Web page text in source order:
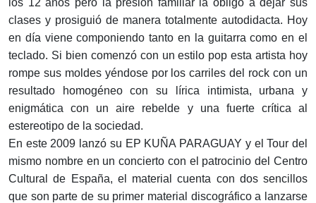
los 12 años pero la presión familiar la obligó a dejar sus
clases y prosiguió de manera totalmente autodidacta. Hoy
en día viene componiendo tanto en la guitarra como en el
teclado. Si bien comenzó con un estilo pop esta artista hoy
rompe sus moldes yéndose por los carriles del rock con un
resultado homogéneo con su lírica intimista, urbana y
enigmática con un aire rebelde y una fuerte crítica al
estereotipo de la sociedad.
En este 2009 lanzó su EP KUÑA PARAGUAY y el Tour del
mismo nombre en un concierto con el patrocinio del Centro
Cultural de España, el material cuenta con dos sencillos
que son parte de su primer material discográfico a lanzarse